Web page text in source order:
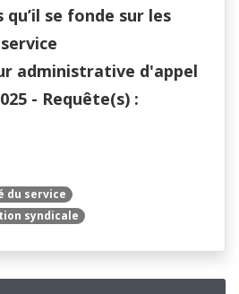
se fonde sur les
administrative d'appel
- Requête(s) :
du service
syndicale